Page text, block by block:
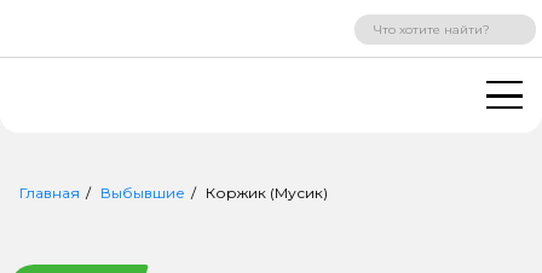
ВХОД РЕГИСТРАЦИЯ
Главная Выбывшие Коржик (Мусик)